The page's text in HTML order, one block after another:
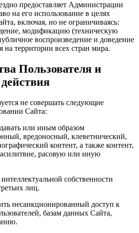
предоставляет Администрации
на его использование в целях
включая, но не ограничиваясь:
модификацию (техническую
воспроизведение и доведение
на территории всех стран мира.
Пользователя и
не совершать следующие
Сайта:
или иным образом
вредоносный, клеветнический,
контент, а также контент,
расовую или иную
собственности
лиц.
несанкционированный доступ к
базам данных Сайта,